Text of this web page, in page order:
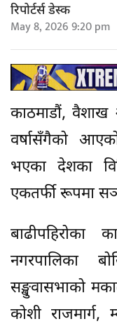
रिपोर्टर्स डेस्क
May 8, 2026 9:20 pm
काठमाडौं,
वर्षासँगैको
भएका देशका
एकतर्फी रूपमा
नगरपालिका
सङ्खुवासभाको
कोशी राजमार्ग,